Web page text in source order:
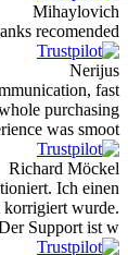
Mihaylovich
recomended
Nerijus
fast
purchasing
was smoot ...
Richard Möckel
Ich einen
korrigiert wurde.
Support ist w ...